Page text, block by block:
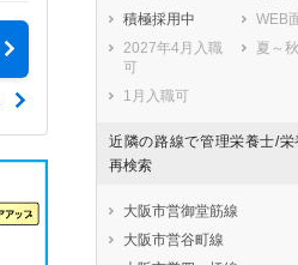
積極採用中
WEB
2027年4月入職
可
夏～
1月入職可
近隣の路線で管理栄養士/栄
再検索
大阪市営御堂筋線
大阪市営谷町線